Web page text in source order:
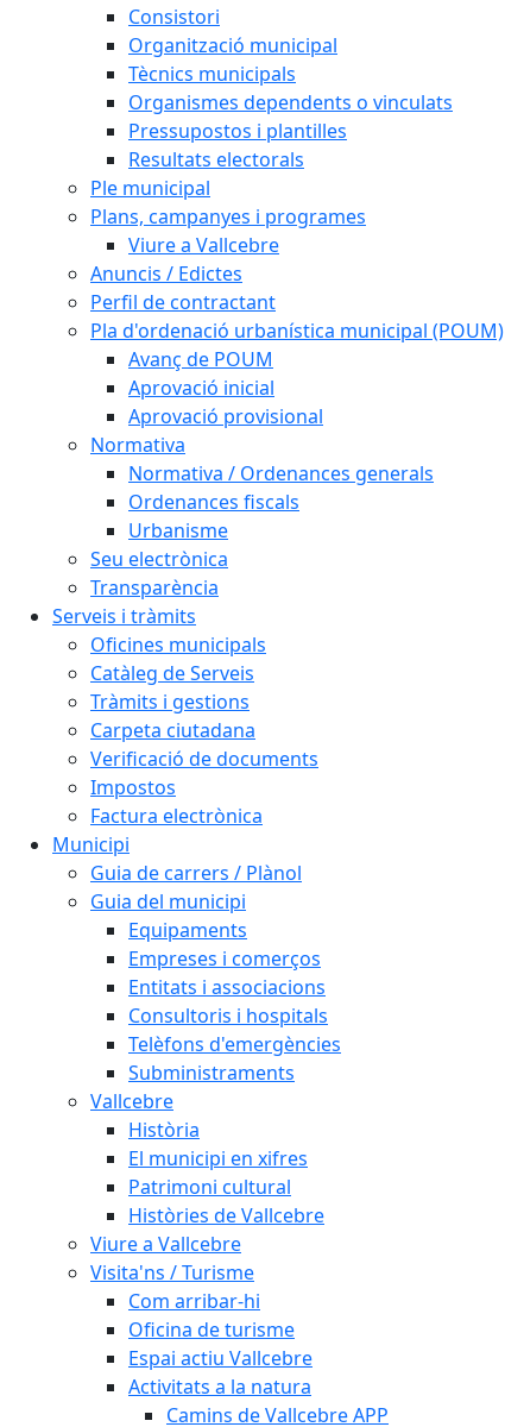
Consistori
Organització municipal
Tècnics municipals
Organismes dependents o vinculats
Pressupostos i plantilles
Resultats electorals
Ple municipal
Plans, campanyes i programes
Viure a Vallcebre
Anuncis / Edictes
Perfil de contractant
Pla d'ordenació urbanística municipal (POUM)
Avanç de POUM
Aprovació inicial
Aprovació provisional
Normativa
Normativa / Ordenances generals
Ordenances fiscals
Urbanisme
Seu electrònica
Transparència
Serveis i tràmits
Oficines municipals
Catàleg de Serveis
Tràmits i gestions
Carpeta ciutadana
Verificació de documents
Impostos
Factura electrònica
Municipi
Guia de carrers / Plànol
Guia del municipi
Equipaments
Empreses i comerços
Entitats i associacions
Consultoris i hospitals
Telèfons d'emergències
Subministraments
Vallcebre
Història
El municipi en xifres
Patrimoni cultural
Històries de Vallcebre
Viure a Vallcebre
Visita'ns / Turisme
Com arribar-hi
Oficina de turisme
Espai actiu Vallcebre
Activitats a la natura
Camins de Vallcebre APP